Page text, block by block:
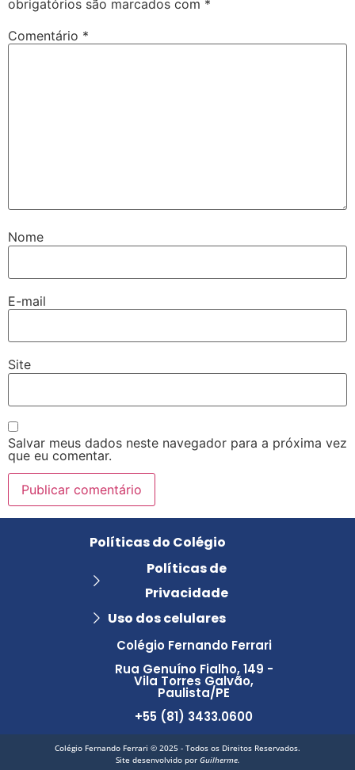
obrigatórios são marcados com *
Comentário *
Nome
E-mail
Site
Salvar meus dados neste navegador para a próxima vez
que eu comentar.
Colégio Fernando Ferrari
Rua Genuíno Fialho, 149 -
Vila Torres Galvão,
Paulista/PE
+55 (81) 3433.0600
Políticas do Colégio
Políticas de
Privacidade
Uso dos celulares
Colégio Fernando Ferrari © 2025 - Todos os Direitos Reservados.
Site desenvolvido por Guilherme.